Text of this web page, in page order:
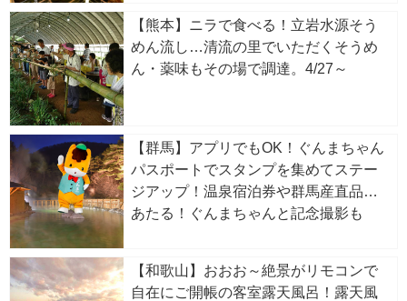
【熊本】ニラで食べる！立岩水源そう
めん流し…清流の里でいただくそうめ
ん・薬味もその場で調達。4/27～
【群馬】アプリでもOK！ぐんまちゃん
パスポートでスタンプを集めてステー
ジアップ！温泉宿泊券や群馬産直品が
あたる！ぐんまちゃんと記念撮影も
【和歌山】おおお～絶景がリモコンで
自在にご開帳の客室露天風呂！露天風